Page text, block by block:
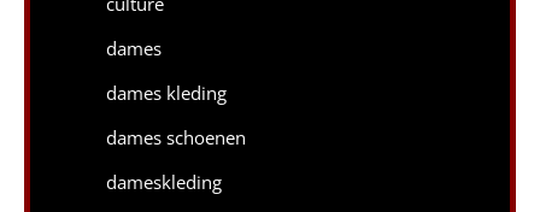
dames
dames kleding
dames schoenen
dameskleding